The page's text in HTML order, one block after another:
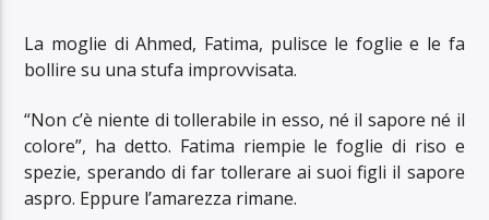
La moglie di Ahmed, Fatima, pulisce le foglie e le fa
bollire su una stufa improvvisata.
“Non c’è niente di tollerabile in esso, né il sapore né il
colore”, ha detto. Fatima riempie le foglie di riso e
spezie, sperando di far tollerare ai suoi figli il sapore
aspro. Eppure l’amarezza rimane.